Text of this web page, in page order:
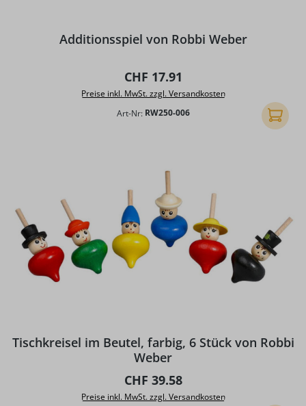
Additionsspiel von Robbi Weber
Regulärer Preis:
CHF 17.91
Preise inkl. MwSt. zzgl. Versandkosten
Art-Nr: RW250-006 In den
Tischkreisel im Beutel, farbig, 6 Stück von Robbi
Weber
Regulärer Preis:
CHF 39.58
Preise inkl. MwSt. zzgl. Versandkosten